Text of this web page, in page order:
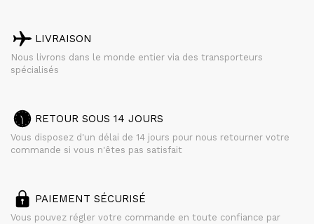
LIVRAISON
Nous livrons dans le monde entier via des transporteurs
spécialisés
RETOUR SOUS 14 JOURS
Vous disposez d'un délai de 14 jours pour nous retourner votre
commande si vous n'êtes pas satisfait
PAIEMENT SÉCURISÉ
Vous pouvez régler votre commande en toute confiance par